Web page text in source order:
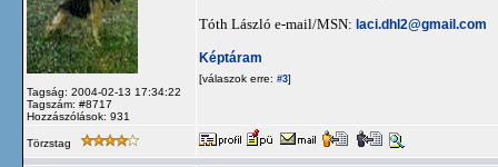
Tagság: 2004-02-13 17:34:22
Tagszám: #8717
Hozzászólások: 931
Tóth László e-mail/MSN: laci.dhl2@gmail.com
Képtáram
[válaszok erre: #3]
Törzstag